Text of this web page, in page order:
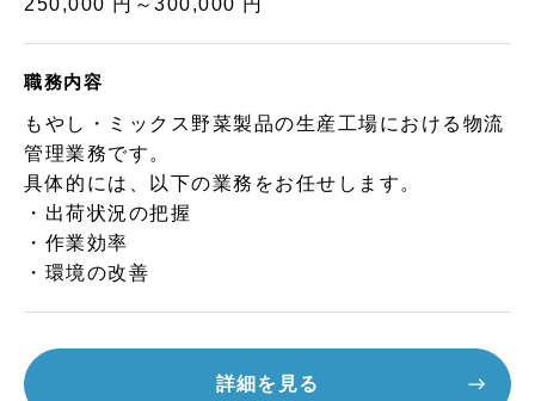
250,000 円～300,000 円
職務内容
もやし・ミックス野菜製品の生産工場における物流
管理業務です。
具体的には、以下の業務をお任せします。
・出荷状況の把握
・作業効率
・環境の改善
詳細を見る